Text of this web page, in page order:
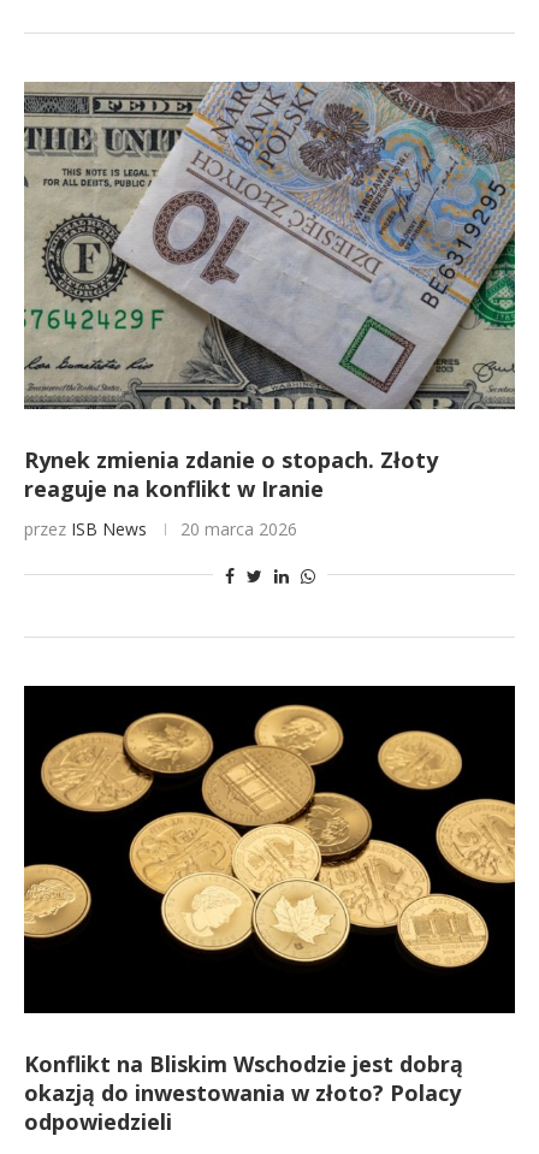
Rynek zmienia zdanie o stopach. Złoty
reaguje na konflikt w Iranie
przez ISB News 20 marca 2026
Konflikt na Bliskim Wschodzie jest dobrą
okazją do inwestowania w złoto? Polacy
odpowiedzieli